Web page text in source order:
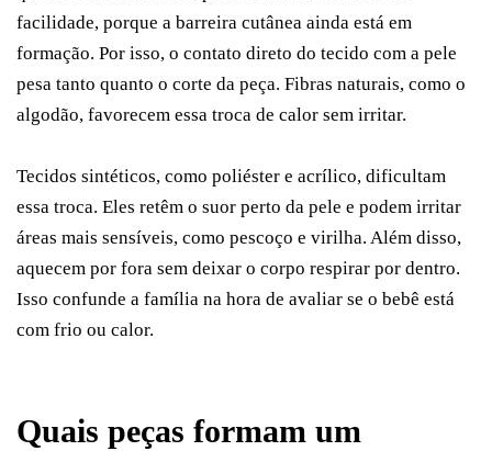
facilidade, porque a barreira cutânea ainda está em
formação. Por isso, o contato direto do tecido com a pele
pesa tanto quanto o corte da peça. Fibras naturais, como o
algodão, favorecem essa troca de calor sem irritar.
Tecidos sintéticos, como poliéster e acrílico, dificultam
essa troca. Eles retêm o suor perto da pele e podem irritar
áreas mais sensíveis, como pescoço e virilha. Além disso,
aquecem por fora sem deixar o corpo respirar por dentro.
Isso confunde a família na hora de avaliar se o bebê está
com frio ou calor.
Quais peças formam um